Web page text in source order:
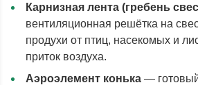
Карнизная лента (гребень
вентиляционная решётка на
продухи от птиц, насекомых и
приток воздуха.
Аэроэлемент конька —